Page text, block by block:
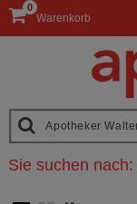
Warenkorb
0
Sie suchen nach: